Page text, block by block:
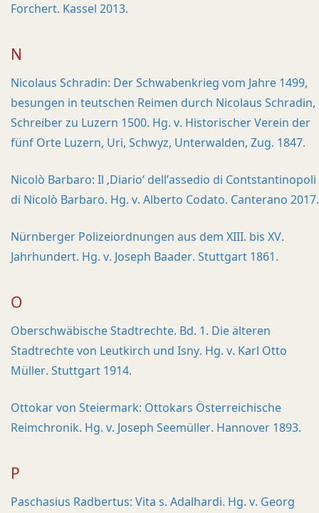
Forchert. Kassel 2013.
N
Nicolaus Schradin: Der Schwabenkrieg vom Jahre 1499,
besungen in teutschen Reimen durch Nicolaus Schradin,
Schreiber zu Luzern 1500. Hg. v. Historischer Verein der
fünf Orte Luzern, Uri, Schwyz, Unterwalden, Zug. 1847.
Nicolò Barbaro: Il ‚Diario‘ dell’assedio di Contstantinopoli
di Nicolò Barbaro. Hg. v. Alberto Codato. Canterano 2017.
Nürnberger Polizeiordnungen aus dem XIII. bis XV.
Jahrhundert. Hg. v. Joseph Baader. Stuttgart 1861.
O
Oberschwäbische Stadtrechte. Bd. 1. Die älteren
Stadtrechte von Leutkirch und Isny. Hg. v. Karl Otto
Müller. Stuttgart 1914.
Ottokar von Steiermark: Ottokars Österreichische
Reimchronik. Hg. v. Joseph Seemüller. Hannover 1893.
P
Paschasius Radbertus: Vita s. ­Adalhardi. Hg. v. Georg